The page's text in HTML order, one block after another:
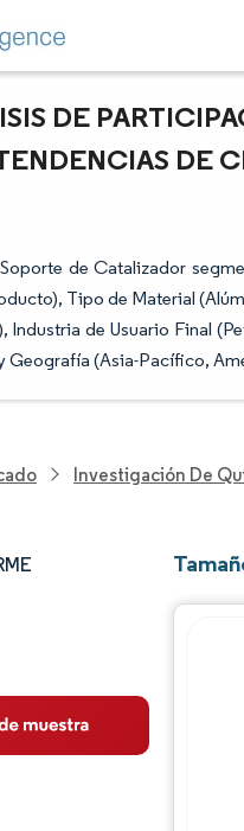
DE
DE
de Catalizador
Tipo de Material
Industria de Usuario Final
Geografía (Asia-Pacífico,
Investigación De
Mercado